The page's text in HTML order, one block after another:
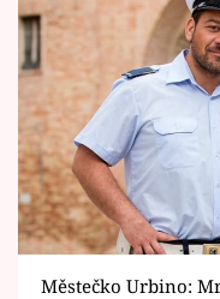
Vztahy
Seriály
Horoskopy
Sledujte prima+
Filmový
Městečko Urbino: